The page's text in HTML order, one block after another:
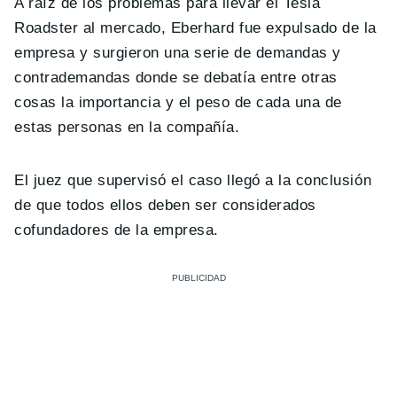
Roadster al mercado, Eberhard fue expulsado de la
empresa y surgieron una serie de demandas y
contrademandas donde se debatía entre otras
cosas la importancia y el peso de cada una de
estas personas en la compañía.
El juez que supervisó el caso llegó a la conclusión
de que todos ellos deben ser considerados
cofundadores de la empresa.